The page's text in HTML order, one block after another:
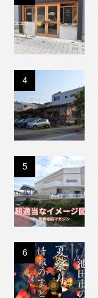
4
5
6